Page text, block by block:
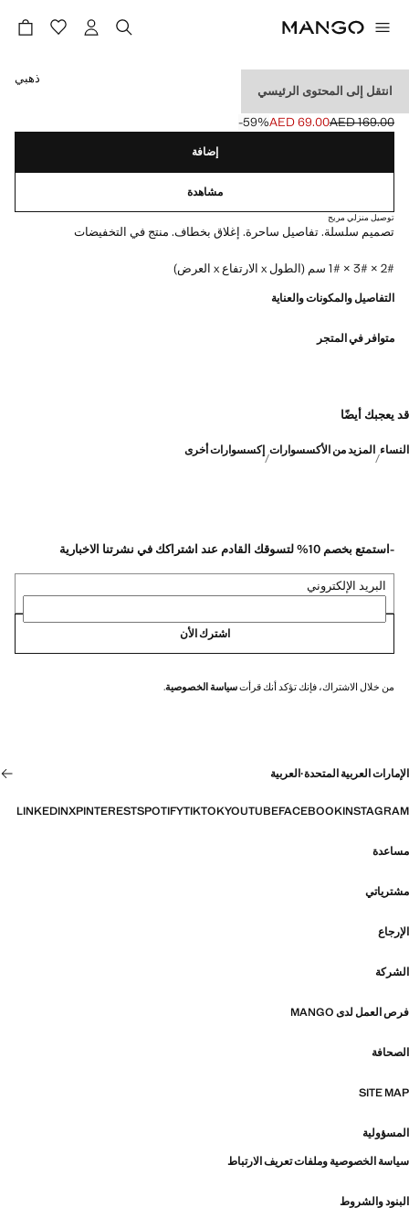
انتقل إلى المحتوى الرئيسي
تشيرمات ميدالية المفاتيح
السعر الأول محذوف [AED 169.00 ]
AED 169.00
السعر الحالي [AED 69.00 ]AED 69.00
‎-59‎%‎
حدد اللون
ذهبي
إضافة
مشاهدة
توصيل منزلي مريح
تصميم سلسلة. تفاصيل ساحرة. إغلاق بخطاف. منتج في التخفيضات
2# × 3# × 1# سم (الطول x الارتفاع x العرض)
التفاصيل والمكونات والعناية
متوافر في المتجر
قد يعجبك أيضًا
النساء المزيد من الأكسسوارات إكسسوارات أخرى
-استمتع بخصم 10% لتسوقك القادم عند اشتراكك في نشرتنا الاخبارية
البريد الإلكتروني
اشترك الأن
من خلال الاشتراك، فإنك تؤكد أنك قرأتسياسة الخصوصية.
الإمارات العربية المتحدة·العربية
INSTAGRAM
FACEBOOK
YOUTUBE
TIKTOK
SPOTIFY
PINTEREST
X
LINKEDIN
مساعدة
مشترياتي
الإرجاع
الشركة
فرص العمل لدى MANGO
الصحافة
SITE MAP
المسؤولية
سياسة الخصوصية وملفات تعريف الارتباط
البنود والشروط